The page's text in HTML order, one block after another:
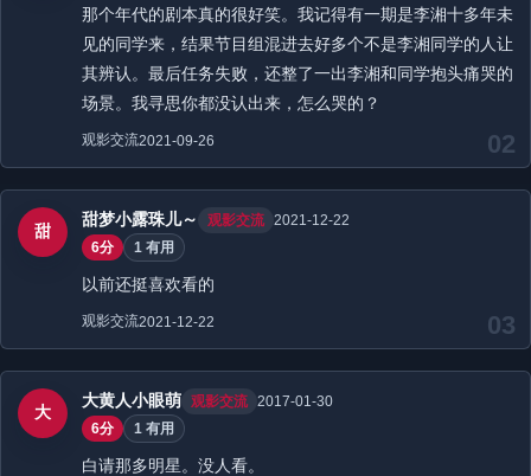
02
那个年代的剧本真的很好笑。我记得有一期是李湘十多年未
见的同学来，结果节目组混进去好多个不是李湘同学的人让
其辨认。最后任务失败，还整了一出李湘和同学抱头痛哭的
场景。我寻思你都没认出来，怎么哭的？
观影交流2021-09-26
03
甜
甜梦小露珠儿～ 观影交流 2021-12-22
6分
1 有用
以前还挺喜欢看的
观影交流2021-12-22
大
大黄人小眼萌 观影交流 2017-01-30
6分
1 有用
白请那多明星。没人看。